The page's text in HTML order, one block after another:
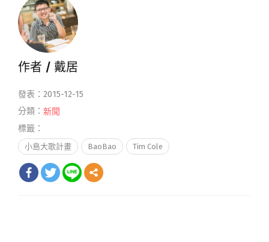
作者 / 戴居
發表：2015-12-15
分類： 新聞
標籤：
小島大歌計畫 BaoBao Tim Cole